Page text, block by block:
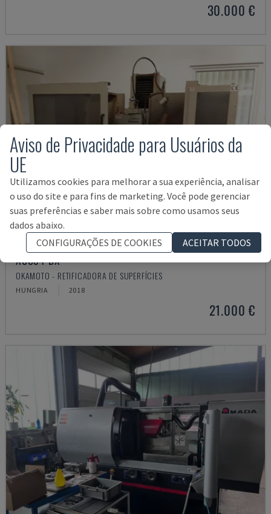
30.000 €
ACC84 DX
OKAMOTO - RETIFICADORA DE SUPERFÍCIES
HUNGRIA 2018
21.000 €
Aviso de Privacidade para Usuários da
UE
Utilizamos cookies para melhorar a sua experiência, analisar
o uso do site e para fins de marketing. Você pode gerenciar
suas preferências e saber mais sobre como usamos seus
dados abaixo.
CONFIGURAÇÕES DE COOKIES
ACEITAR TODOS